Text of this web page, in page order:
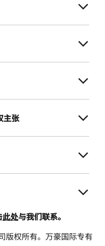
主张
此处与我们联系。
版权所有。万豪国际专有